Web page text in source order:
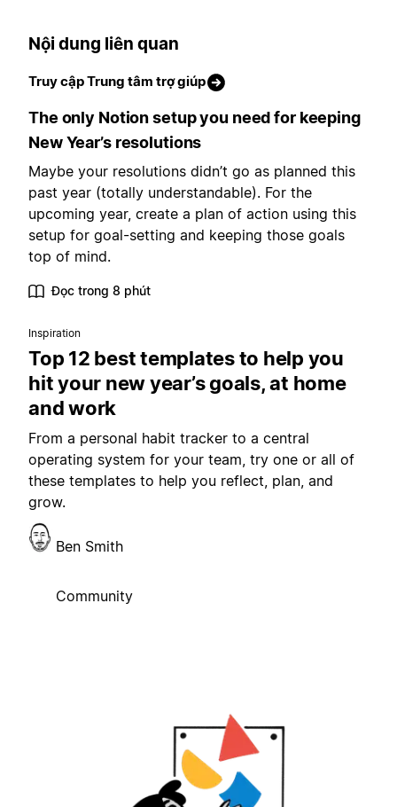
Nội dung liên quan
Truy cập Trung tâm trợ giúp
The only Notion setup you need for keeping
New Year’s resolutions
Maybe your resolutions didn’t go as planned this
past year (totally understandable). For the
upcoming year, create a plan of action using this
setup for goal-setting and keeping those goals
top of mind.
Đọc trong 8 phút
Inspiration
Top 12 best templates to help you
hit your new year’s goals, at home
and work
From a personal habit tracker to a central
operating system for your team, try one or all of
these templates to help you reflect, plan, and
grow.
Ben Smith
Community